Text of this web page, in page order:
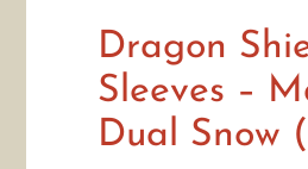
Dragon
Sleeves –
Dual Snow